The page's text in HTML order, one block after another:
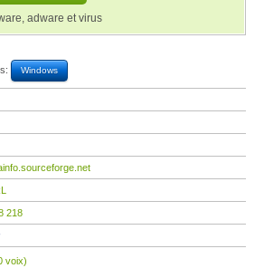
adware et virus
Windows
218
voix)